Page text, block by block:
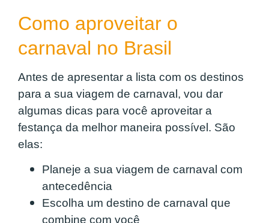
Como aproveitar o
carnaval no Brasil
Antes de apresentar a lista com os destinos
para a sua viagem de carnaval, vou dar
algumas dicas para você aproveitar a
festança da melhor maneira possível. São
elas:
Planeje a sua viagem de carnaval com
antecedência
Escolha um destino de carnaval que
combine com você